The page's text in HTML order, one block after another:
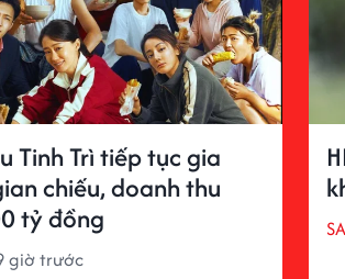
Tinh Trì tiếp tục gia
chiếu, doanh thu
tỷ đồng
giờ trước